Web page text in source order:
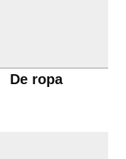
De ropa